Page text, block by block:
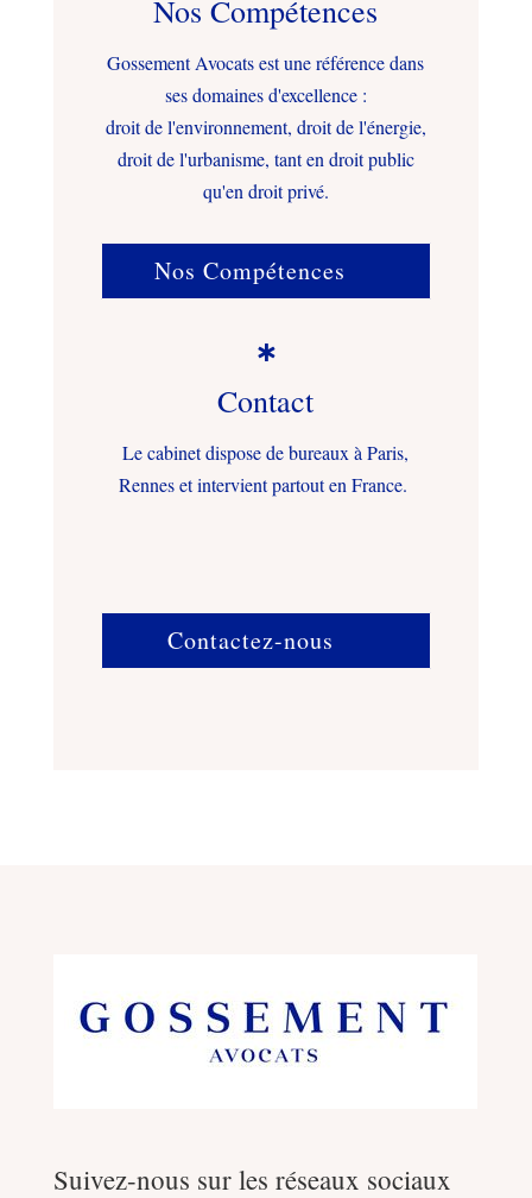
Nos Compétences
Gossement Avocats est une référence dans
ses domaines d'excellence :
droit de l'environnement, droit de l'énergie,
droit de l'urbanisme, tant en droit public
qu'en droit privé.
Nos Compétences

Contact
Le cabinet dispose de bureaux à Paris,
Rennes et intervient partout en France.
Contactez-nous
Suivez-nous sur les réseaux sociaux